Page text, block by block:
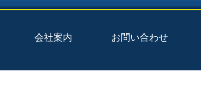
会社案内 お問い合わせ